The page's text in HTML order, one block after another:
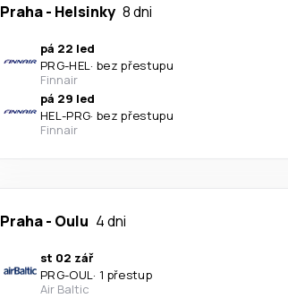
Praha- Helsinky 8 dni
pá 22 led
PRG-HEL · bez přestupu
Finnair
pá 29 led
HEL -PRG· bez přestupu
Finnair
Praha- Oulu 4 dni
st 02 zář
PRG-OUL · 1 přestup
Air Baltic